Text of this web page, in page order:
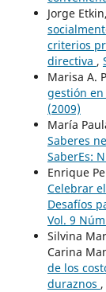
Jorge Etkin,
criterios
directiva ,
Marisa A.
gestión
(2009)
María
Saberes
SaberEs:
Enrique
Celebrar
Desafíos
Vol. 9
Silvina
Carina
de los
duraznos ,